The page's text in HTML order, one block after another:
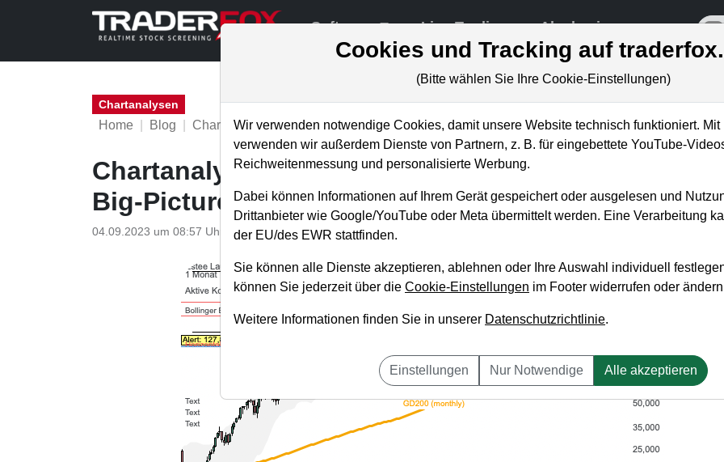
Software Live-Trading Akademie
Chartanalysen
Home Blog Chartanalysen
Chartanalyse Estee Lauder: Einstiegsgelegenheit
Big-Picture!
04.09.2023 um 08:57 Uhr P. Uhlschmied
Cookies und Tracking auf
(Bitte wählen Sie Ihre Cookie-Einstellungen)
Wir verwenden notwendige Cookies, damit unsere Website technisch funktioniert.
verwenden wir außerdem Dienste von Partnern, z. B. für eingebettete YouTube-
Reichweitenmessung und personalisierte Werbung.
Dabei können Informationen auf Ihrem Gerät gespeichert oder ausgelesen und
Drittanbieter wie Google/YouTube oder Meta übermittelt werden. Eine Verarbeitung
der EU/des EWR stattfinden.
Sie können alle Dienste akzeptieren, ablehnen oder Ihre Auswahl individuell
können Sie jederzeit über die Cookie-Einstellungen im Footer widerrufen oder
Weitere Informationen finden Sie in unserer Datenschutzrichtlinie.
Einstellungen Nur Notwendige Alle akzeptieren